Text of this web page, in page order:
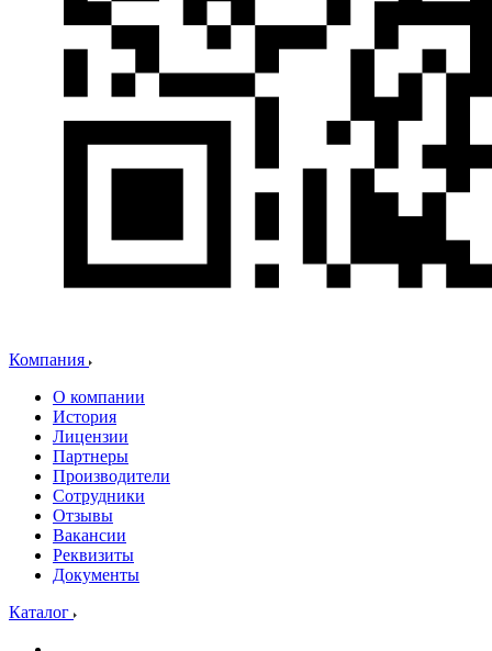
Компания
О компании
История
Лицензии
Партнеры
Производители
Сотрудники
Отзывы
Вакансии
Реквизиты
Документы
Каталог